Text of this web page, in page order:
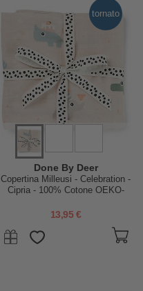
tornato
Done By Deer
Copertina Milleusi - Celebration -
Cipria - 100% Cotone OEKO-
13,95 €